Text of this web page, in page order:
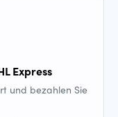
Express
und bezahlen Sie